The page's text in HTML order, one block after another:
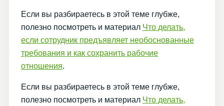
Если вы разбираетесь в этой теме глубже,
полезно посмотреть и материал Что делать,
если сотрудник предъявляет необоснованные
требования и как сохранить рабочие
отношения.
Если вы разбираетесь в этой теме глубже,
полезно посмотреть и материал Что делать,